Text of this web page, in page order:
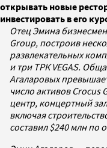
открывать новые
инвестировать в его
Отец Эмина
Group, построив
развлекательных
и три ТРК VEGAS.
Агаларовых
число активов
центр, концертный
включая
составил $240 млнпо